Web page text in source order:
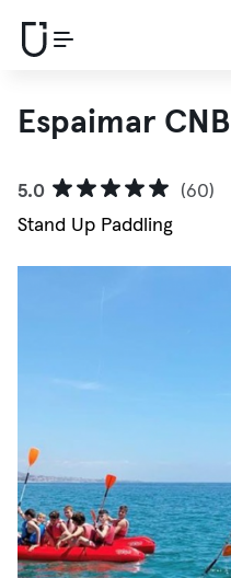
Espaimar CNB
5.0
(60)
Stand Up Paddling